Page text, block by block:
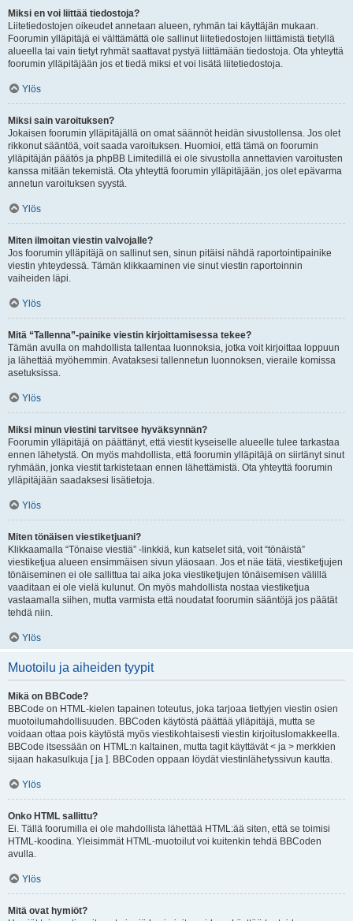
Miksi en voi liittää tiedostoja?
Liitetiedostojen oikeudet annetaan alueen, ryhmän tai käyttäjän mukaan.
Foorumin ylläpitäjä ei välttämättä ole sallinut liitetiedostojen liittämistä tietyllä
alueella tai vain tietyt ryhmät saattavat pystyä liittämään tiedostoja. Ota yhteyttä
foorumin ylläpitäjään jos et tiedä miksi et voi lisätä liitetiedostoja.
Ylös
Miksi sain varoituksen?
Jokaisen foorumin ylläpitäjällä on omat säännöt heidän sivustollensa. Jos olet
rikkonut sääntöä, voit saada varoituksen. Huomioi, että tämä on foorumin
ylläpitäjän päätös ja phpBB Limitedillä ei ole sivustolla annettavien varoitusten
kanssa mitään tekemistä. Ota yhteyttä foorumin ylläpitäjään, jos olet epävarma
annetun varoituksen syystä.
Ylös
Miten ilmoitan viestin valvojalle?
Jos foorumin ylläpitäjä on sallinut sen, sinun pitäisi nähdä raportointipainike
viestin yhteydessä. Tämän klikkaaminen vie sinut viestin raportoinnin
vaiheiden läpi.
Ylös
Mitä “Tallenna”-painike viestin kirjoittamisessa tekee?
Tämän avulla on mahdollista tallentaa luonnoksia, jotka voit kirjoittaa loppuun
ja lähettää myöhemmin. Avataksesi tallennetun luonnoksen, vieraile komissa
asetuksissa.
Ylös
Miksi minun viestini tarvitsee hyväksynnän?
Foorumin ylläpitäjä on päättänyt, että viestit kyseiselle alueelle tulee tarkastaa
ennen lähetystä. On myös mahdollista, että foorumin ylläpitäjä on siirtänyt sinut
ryhmään, jonka viestit tarkistetaan ennen lähettämistä. Ota yhteyttä foorumin
ylläpitäjään saadaksesi lisätietoja.
Ylös
Miten tönäisen viestiketjuani?
Klikkaamalla “Tönaise viestiä” -linkkiä, kun katselet sitä, voit “tönäistä”
viestiketjua alueen ensimmäisen sivun yläosaan. Jos et näe tätä, viestiketjujen
tönäiseminen ei ole sallittua tai aika joka viestiketjujen tönäisemisen välillä
vaaditaan ei ole vielä kulunut. On myös mahdollista nostaa viestiketjua
vastaamalla siihen, mutta varmista että noudatat foorumin sääntöjä jos päätät
tehdä niin.
Ylös
Muotoilu ja aiheiden tyypit
Mikä on BBCode?
BBCode on HTML-kielen tapainen toteutus, joka tarjoaa tiettyjen viestin osien
muotoilumahdollisuuden. BBCoden käytöstä päättää ylläpitäjä, mutta se
voidaan ottaa pois käytöstä myös viestikohtaisesti viestin kirjoituslomakkeella.
BBCode itsessään on HTML:n kaltainen, mutta tagit käyttävät < ja > merkkien
sijaan hakasulkuja [ ja ]. BBCoden oppaan löydät viestinlähetyssivun kautta.
Ylös
Onko HTML sallittu?
Ei. Tällä foorumilla ei ole mahdollista lähettää HTML:ää siten, että se toimisi
HTML-koodina. Yleisimmät HTML-muotoilut voi kuitenkin tehdä BBCoden
avulla.
Ylös
Mitä ovat hymiöt?